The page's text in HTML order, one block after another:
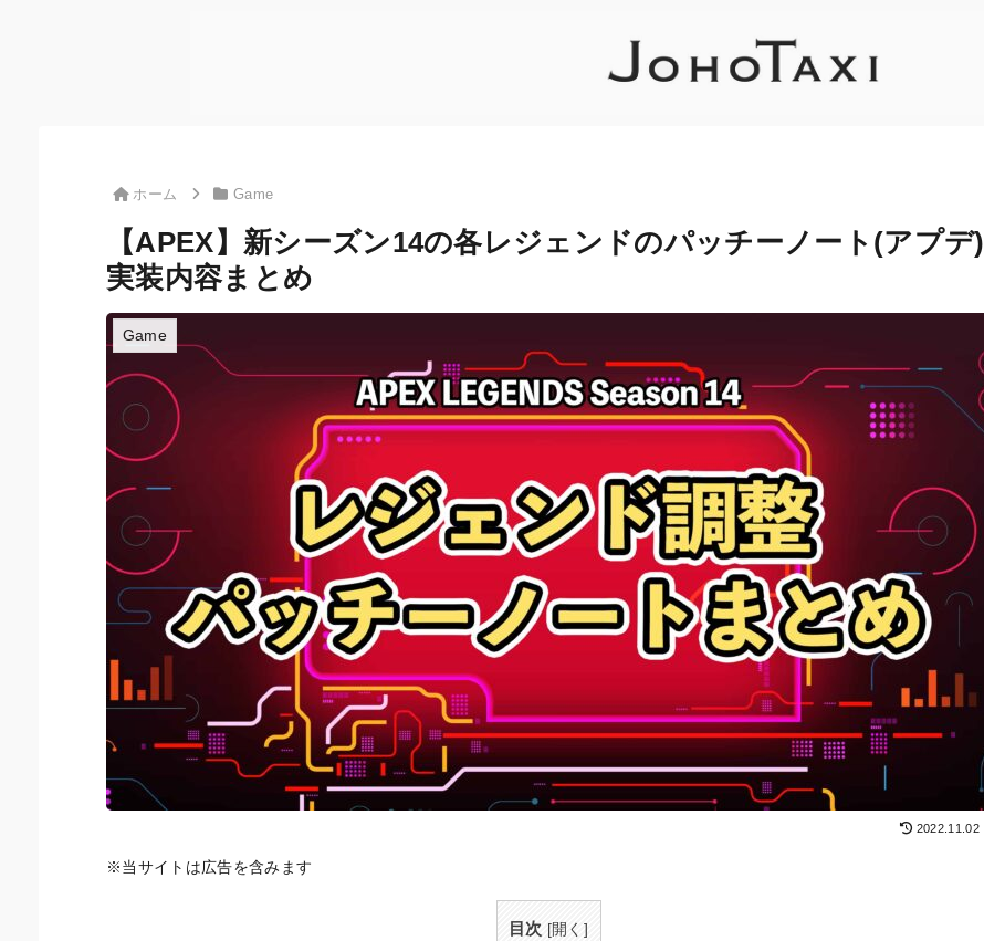
ホーム Game
【APEX】新シーズン14の各レジェンドのパッチーノート(アプデ)
実装内容まとめ
Game
2022.11.02
※当サイトは広告を含みます
目次 [開く ]